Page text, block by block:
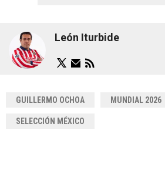
León Iturbide
GUILLERMO OCHOA MUNDIAL 2026
SELECCIÓN MÉXICO